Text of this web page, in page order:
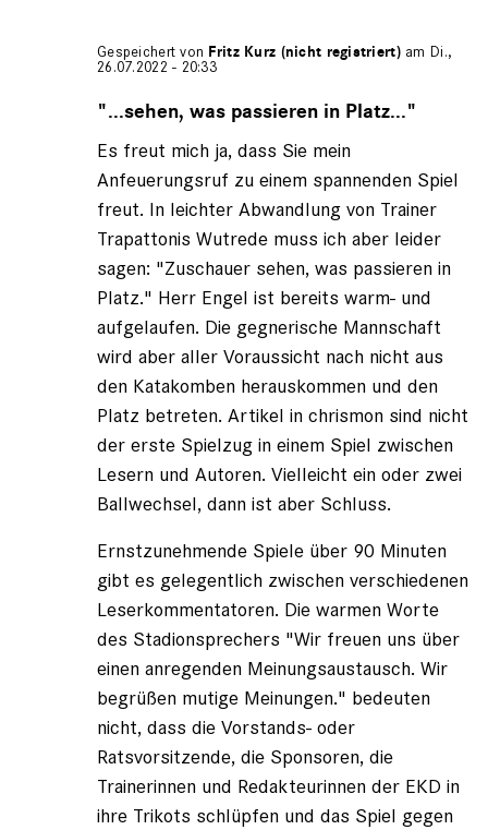
Gespeichert von Fritz Kurz (nicht registriert)am Di.,
26.07.2022 - 20:33
auf
Gerhard
Engel
registriert)
"...sehen, was passieren in Platz..."
Es freut mich ja, dass Sie mein
Anfeuerungsruf zu einem spannenden Spiel
freut. In leichter Abwandlung von Trainer
Trapattonis Wutrede muss ich aber leider
sagen: "Zuschauer sehen, was passieren in
Platz." Herr Engel ist bereits warm- und
aufgelaufen. Die gegnerische Mannschaft
wird aber aller Voraussicht nach nicht aus
den Katakomben herauskommen und den
Platz betreten. Artikel in chrismon sind nicht
der erste Spielzug in einem Spiel zwischen
Lesern und Autoren. Vielleicht ein oder zwei
Ballwechsel, dann ist aber Schluss.
Ernstzunehmende Spiele über 90 Minuten
gibt es gelegentlich zwischen verschiedenen
Leserkommentatoren. Die warmen Worte
des Stadionsprechers "Wir freuen uns über
einen anregenden Meinungsaustausch. Wir
begrüßen mutige Meinungen." bedeuten
nicht, dass die Vorstands- oder
Ratsvorsitzende, die Sponsoren, die
Trainerinnen und Redakteurinnen der EKD in
ihre Trikots schlüpfen und das Spiel gegen